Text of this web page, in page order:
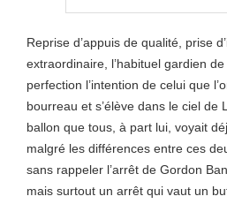
Reprise d’appuis de qualité, prise
extraordinaire, l’habituel gardien
perfection l’intention de celui que
bourreau et s’élève dans le ciel de
ballon que tous, à part lui, voyait
malgré les différences entre ces
sans rappeler l’arrêt de Gordon
mais surtout un arrêt qui vaut un